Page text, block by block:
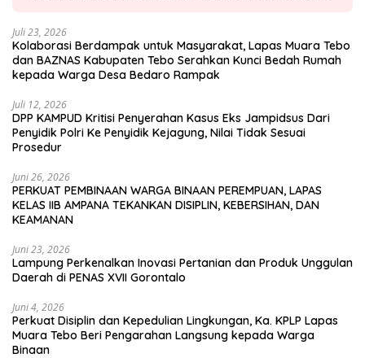
Juli 23, 2026
Kolaborasi Berdampak untuk Masyarakat, Lapas Muara Tebo
dan BAZNAS Kabupaten Tebo Serahkan Kunci Bedah Rumah
kepada Warga Desa Bedaro Rampak
Juli 12, 2026
DPP KAMPUD Kritisi Penyerahan Kasus Eks Jampidsus Dari
Penyidik Polri Ke Penyidik Kejagung, Nilai Tidak Sesuai
Prosedur
Juni 26, 2026
PERKUAT PEMBINAAN WARGA BINAAN PEREMPUAN, LAPAS
KELAS IIB AMPANA TEKANKAN DISIPLIN, KEBERSIHAN, DAN
KEAMANAN
Juni 23, 2026
Lampung Perkenalkan Inovasi Pertanian dan Produk Unggulan
Daerah di PENAS XVII Gorontalo
Juni 4, 2026
Perkuat Disiplin dan Kepedulian Lingkungan, Ka. KPLP Lapas
Muara Tebo Beri Pengarahan Langsung kepada Warga
Binaan